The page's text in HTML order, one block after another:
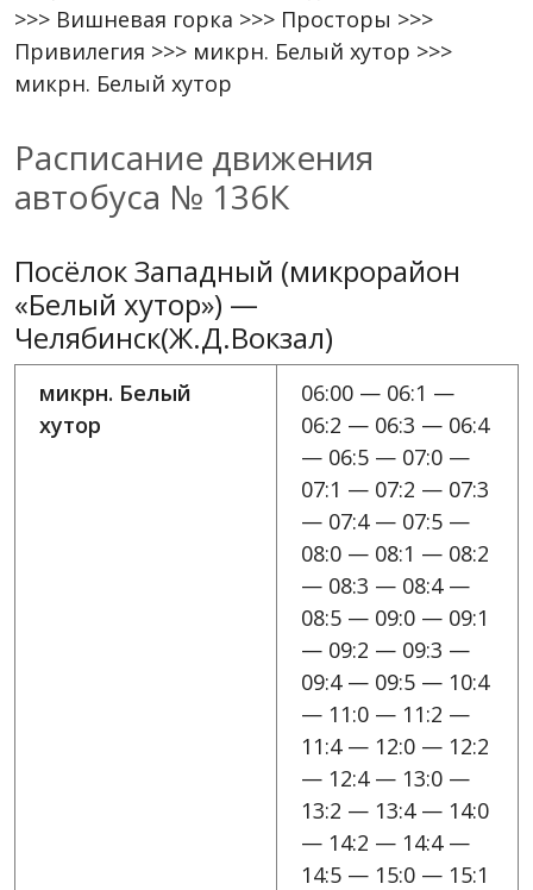
>>> Вишневая горка >>> Просторы >>>
Привилегия >>> микрн. Белый хутор >>>
микрн. Белый хутор
Расписание движения
автобуса № 136К
Посёлок Западный (микрорайон
«Белый хутор») —
Челябинск(Ж.Д.Вокзал)
микрн. Белый
хутор
06:00 — 06:1 —
06:2 — 06:3 — 06:4
— 06:5 — 07:0 —
07:1 — 07:2 — 07:3
— 07:4 — 07:5 —
08:0 — 08:1 — 08:2
— 08:3 — 08:4 —
08:5 — 09:0 — 09:1
— 09:2 — 09:3 —
09:4 — 09:5 — 10:4
— 11:0 — 11:2 —
11:4 — 12:0 — 12:2
— 12:4 — 13:0 —
13:2 — 13:4 — 14:0
— 14:2 — 14:4 —
14:5 — 15:0 — 15:1